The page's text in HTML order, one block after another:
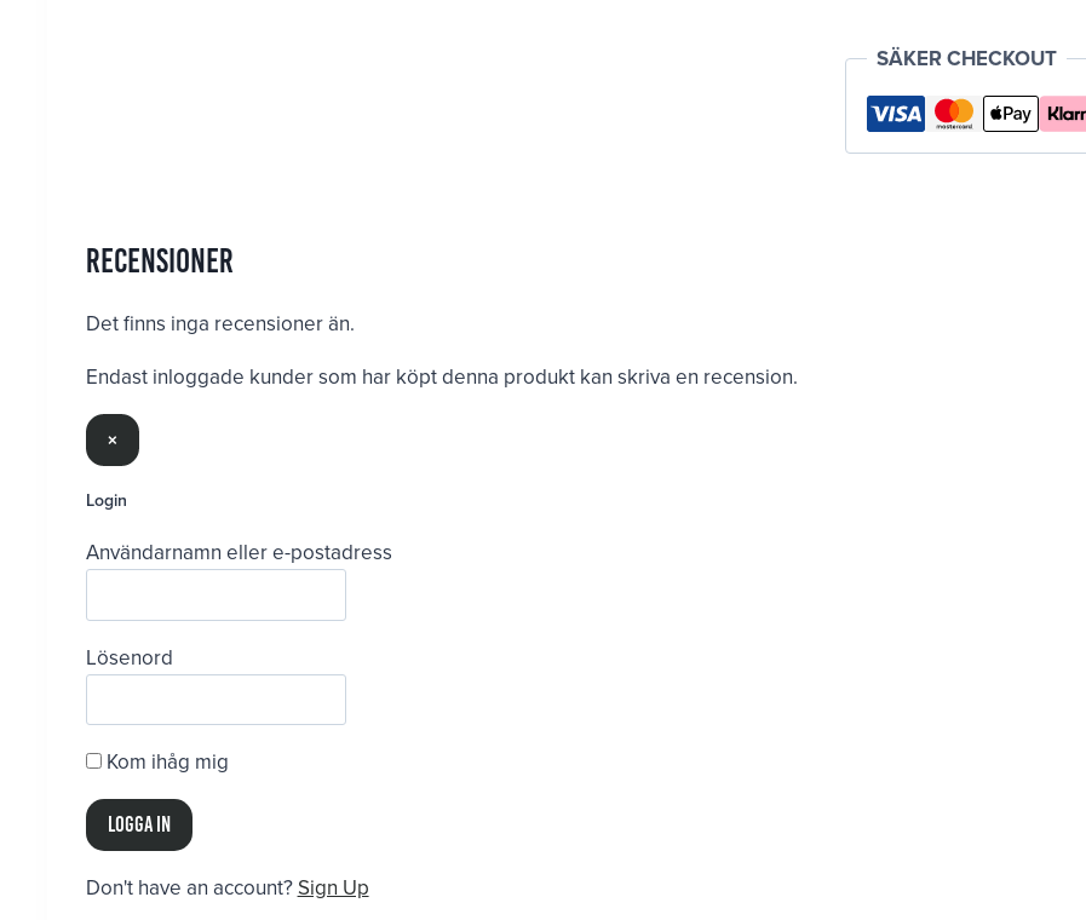
SÄKER CHECKOUT
Recensioner
Det finns inga recensioner än.
Endast inloggade kunder som har köpt denna produkt kan skriva en recension.
×
Login
Användarnamn eller e-postadress
Lösenord
Kom ihåg mig
Don't have an account? Sign Up